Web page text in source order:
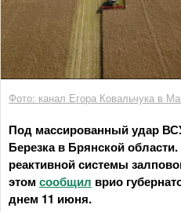
Фото: канал Егора Ковальчука в
Под массированный удар
Березка в Брянской
реактивной системы
этом сообщил врио
днем 11 июня.